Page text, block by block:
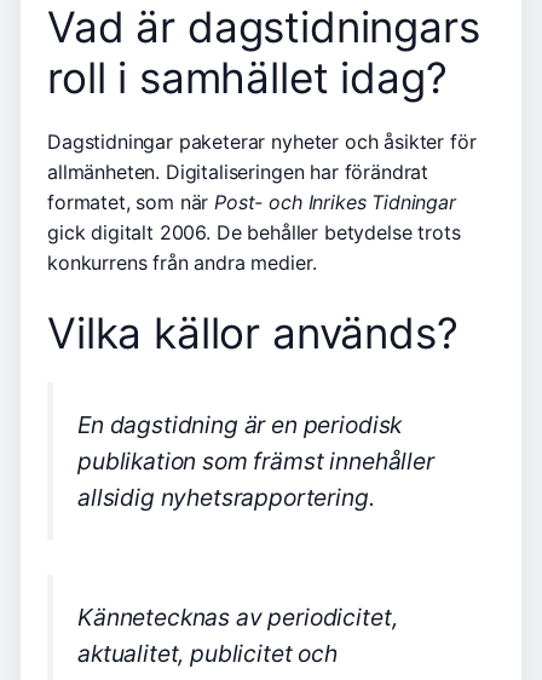
Vad är dagstidningars
roll i samhället idag?
Dagstidningar paketerar nyheter och åsikter för
allmänheten. Digitaliseringen har förändrat
formatet, som närPost- och Inrikes Tidningar
gick digitalt 2006. De behåller betydelse trots
konkurrens från andra medier.
Vilka källor används?
En dagstidning är en periodisk
publikation som främst innehåller
allsidig nyhetsrapportering.
Kännetecknas av periodicitet,
aktualitet, publicitet och